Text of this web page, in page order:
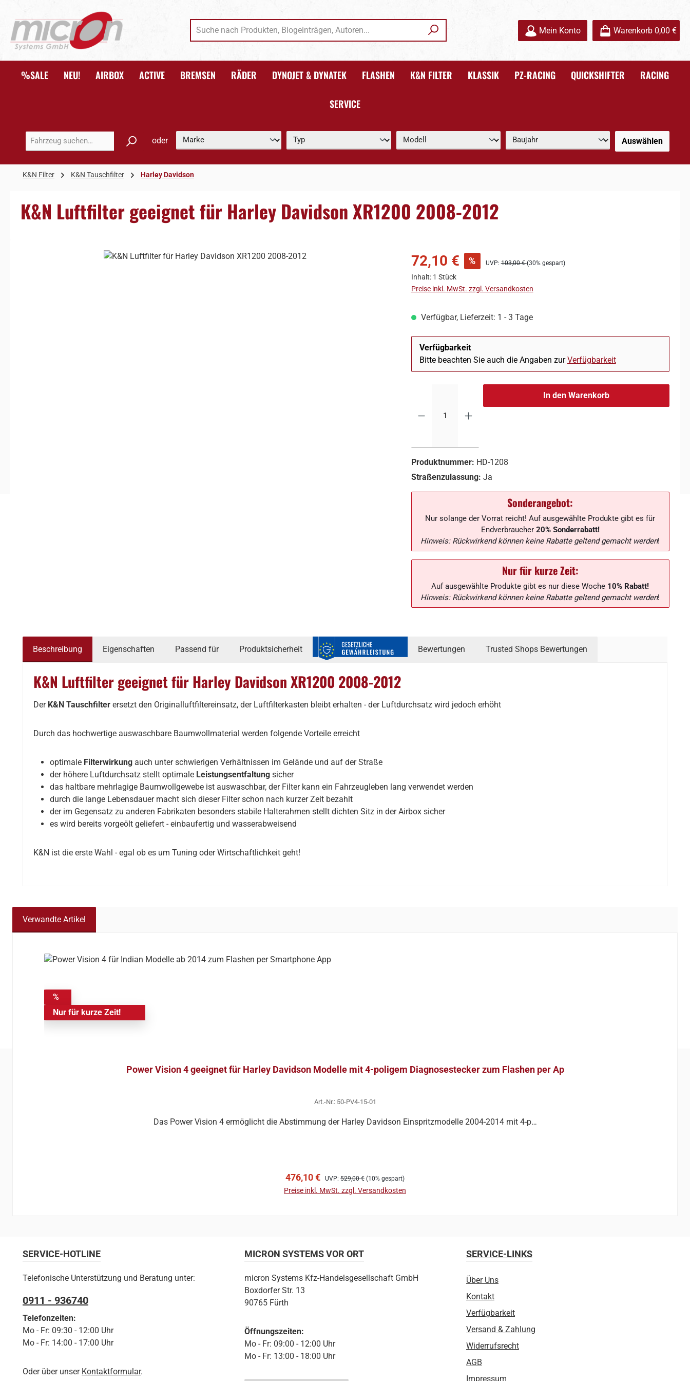
Zur Hauptnavigation springen
Mein Konto
Warenkorb 0,00 €
%SALE NEU! AIRBOX ACTIVE BREMSEN RÄDER DYNOJET & DYNATEK FLASHEN K&N FILTER KLASSIK PZ-RACING QUICKSHIFTER RACING
SERVICE
oder Auswählen
K&N Filter K&N Tauschfilter Harley Davidson
K&N Luftfilter geeignet für Harley Davidson XR1200 2008-2012
Bildergalerie überspringen 72,10 € % UVP:103,00 €(30% gespart)
Inhalt: 1 Stück
Preise inkl. MwSt. zzgl. Versandkosten
Verfügbar, Lieferzeit: 1 - 3 Tage
Verfügbarkeit
Bitte beachten Sie auch die Angaben zurVerfügbarkeit
In den Warenkorb
Produktnummer: HD-1208
Straßenzulassung: Ja
Sonderangebot:
Nur solange der Vorrat reicht! Auf ausgewählte Produkte gibt es für
Endverbraucher 20% Sonderrabatt!
Hinweis: Rückwirkend können keine Rabatte geltend gemacht werden!
Nur für kurze Zeit:
Auf ausgewählte Produkte gibt es nur diese Woche 10% Rabatt!
Hinweis: Rückwirkend können keine Rabatte geltend gemacht werden!
Beschreibung Eigenschaften Passend für Produktsicherheit Bewertungen Trusted Shops Bewertungen
K&N Luftfilter geeignet für Harley Davidson XR1200 2008-2012
Der K&N Tauschfilter ersetzt den Originalluftfiltereinsatz, der Luftfilterkasten bleibt erhalten - der Luftdurchsatz wird jedoch erhöht
Durch das hochwertige auswaschbare Baumwollmaterial werden folgende Vorteile erreicht
optimale Filterwirkung auch unter schwierigen Verhältnissen im Gelände und auf der Straße
der höhere Luftdurchsatz stellt optimale Leistungsentfaltung sicher
das haltbare mehrlagige Baumwollgewebe ist auswaschbar, der Filter kann ein Fahrzeugleben lang verwendet werden
durch die lange Lebensdauer macht sich dieser Filter schon nach kurzer Zeit bezahlt
der im Gegensatz zu anderen Fabrikaten besonders stabile Halterahmen stellt dichten Sitz in der Airbox sicher
es wird bereits vorgeölt geliefert - einbaufertig und wasserabweisend
K&N ist die erste Wahl - egal ob es um Tuning oder Wirtschaftlichkeit geht!
Verwandte Artikel
%
Nur für kurze Zeit!
Power Vision 4 geeignet für Harley Davidson Modelle mit 4-poligem Diagnosestecker zum Flashen per Ap
Art.-Nr.: 50-PV4-15-01
Das Power Vision 4 ermöglicht die Abstimmung der Harley Davidson Einspritzmodelle 2004-2014 mit 4-p…
Verkaufspreis:
476,10 € Regulärer Preis:
UVP: 529,00 € (10% gespart)
Preise inkl. MwSt. zzgl. Versandkosten
SERVICE-HOTLINE
Telefonische Unterstützung und Beratung unter:
0911 - 936740
Telefonzeiten:
Mo - Fr: 09:30 - 12:00 Uhr
Mo - Fr: 14:00 - 17:00 Uhr
Oder über unser Kontaktformular.
MICRON SYSTEMS VOR ORT
micron Systems Kfz-Handelsgesellschaft GmbH
Boxdorfer Str. 13
90765 Fürth
Öffnungszeiten:
Mo - Fr: 09:00 - 12:00 Uhr
Mo - Fr: 13:00 - 18:00 Uhr
SERVICE-LINKS
Über Uns
Kontakt
Verfügbarkeit
Versand & Zahlung
Widerrufsrecht
AGB
Impressum